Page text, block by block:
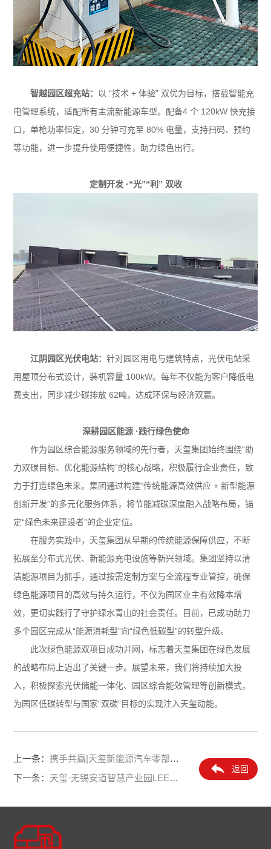
智越园区超充站： 以 “技术 + 体验” 双优为目标，搭载智能充
电管理系统，适配所有主流新能源车型。配备4 个 120kW 快充接
口，单枪功率恒定，30 分钟可充至 80% 电量，支持扫码、预约
等功能，进一步提升使用便捷性，助力绿色出行。
定制开发 ·“光”“利” 双收
江阴园区光伏电站：针对园区用电与建筑特点，光伏电站采
用屋顶分布式设计，装机容量 100kW。每年不仅能为客户降低电
费支出，同步减少碳排放 62吨，达成环保与经济双赢。
深耕园区能源 ·践行绿色使命
作为园区综合能源服务领域的先行者，天玺集团始终围绕“助
力双碳目标、优化能源结构”的核心战略，积极履行企业责任，致
力于打造绿色未来。集团通过构建“传统能源高效供应 + 新型能源
创新开发”的多元化服务体系，将节能减碳深度融入战略布局，锚
定“绿色未来建设者”的企业定位。
在服务实践中，天玺集团从早期的传统能源保障供应，不断
拓展至分布式光伏、新能源充电设施等新兴领域。集团坚持以清
洁能源项目为抓手，通过按需定制方案与全流程专业管控，确保
绿色能源项目的高效与持久运行，不仅为园区业主有效降本增
效，更切实践行了守护绿水青山的社会责任。目前，已成功助力
多个园区完成从“能源消耗型”向“绿色低碳型”的转型升级。
此次绿色能源双项目成功并网，标志着天玺集团在绿色发展
的战略布局上迈出了关键一步。展望未来，我们将持续加大投
入，积极探索光伏储能一体化、园区综合能效管理等创新模式，
为园区低碳转型与国家“双碳”目标的实现注入天玺动能。
上一条：携手共赢|天玺新能源汽车零部件产业园签约落户江苏省溧阳经开区
下一条： 天玺·无锡安道智慧产业园LEED双金级认证 | 以创新设计引领零碳未来
返回